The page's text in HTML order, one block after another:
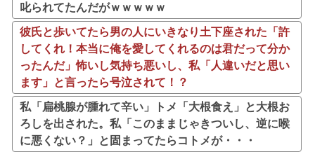
叱られてたんだがｗｗｗｗｗ
彼氏と歩いてたら男の人にいきなり土下座された「許
してくれ！本当に俺を愛してくれるのは君だって分か
ったんだ」怖いし気持ち悪いし、私「人違いだと思い
ます」と言ったら号泣されて！？
私「扁桃腺が腫れて辛い」トメ「大根食え」と大根お
ろしを出された。私「このままじゃきついし、逆に喉
に悪くない？」と固まってたらコトメが・・・